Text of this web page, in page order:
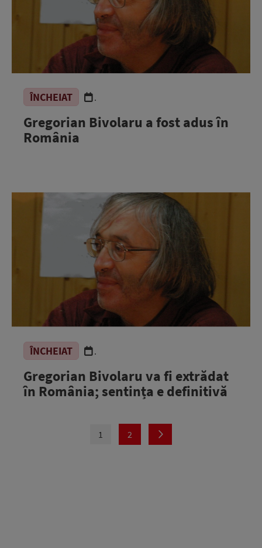
ÎNCHEIAT .
Gregorian Bivolaru a fost adus în
România
ÎNCHEIAT .
Gregorian Bivolaru va fi extrădat
în România; sentința e definitivă
1 2